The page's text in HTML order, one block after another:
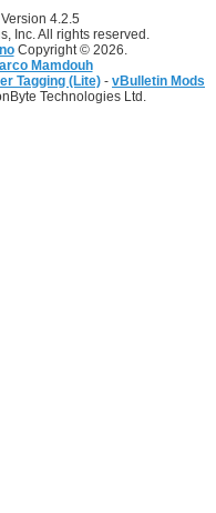
4.2.5
Inc. All rights reserved.
Copyright © 2026.
Mamdouh
Tagging (Lite) - vBulletin Mods
Technologies Ltd.